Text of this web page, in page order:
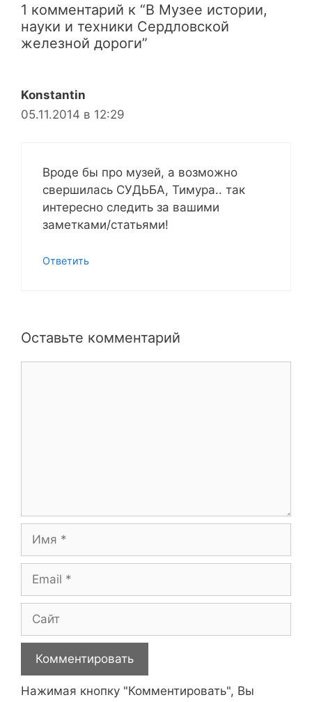
1 комментарий к “В Музее истории,
науки и техники Сердловской
железной дороги”
Konstantin
05.11.2014 в 12:29
Вроде бы про музей, а возможно
свершилась СУДЬБА, Тимура.. так
интересно следить за вашими
заметками/статьями!
Ответить
Оставьте комментарий
Имя
Email
Сайт
Нажимая кнопку "Комментировать", Вы